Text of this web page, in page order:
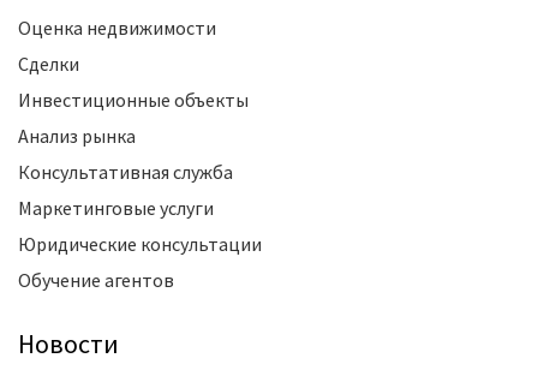
Оценка недвижимости
Сделки
Инвестиционные объекты
Анализ рынка
Консультативная служба
Маркетинговые услуги
Юридические консультации
Обучение агентов
Новости